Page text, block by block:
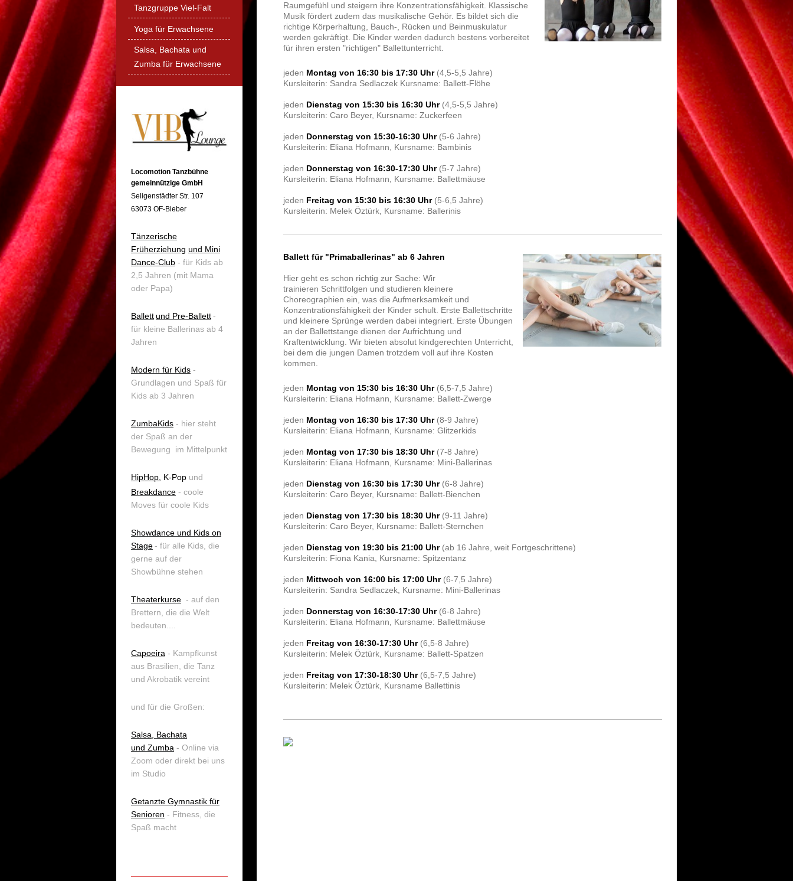
Raumgefühl und steigern ihre Konzentrationsfähigkeit. Klassische
Musik fördert zudem das musikalische Gehör. Es bildet sich die
richtige Körperhaltung, Bauch-, Rücken und Beinmuskulatur
werden gekräftigt. Die Kinder werden dadurch bestens vorbereitet
für ihren ersten "richtigen" Ballettunterricht.
jeden Montag von 16:30 bis 17:30 Uhr(4,5-5,5 Jahre)
Kursleiterin: Sandra Sedlaczek Kursname: Ballett-Flöhe
jeden Dienstag von 15:30 bis 16:30 Uhr(4,5-5,5 Jahre)
Kursleiterin: Caro Beyer, Kursname: Zuckerfeen
jeden Donnerstag von 15:30-16:30 Uhr(5-6 Jahre)
Kursleiterin: Eliana Hofmann, Kursname: Bambinis
jeden Donnerstag von 16:30-17:30 Uhr(5-7 Jahre)
Kursleiterin: Eliana Hofmann, Kursname: Ballettmäuse
jeden Freitag von 15:30 bis 16:30 Uhr(5-6,5 Jahre)
Kursleiterin: Melek Öztürk, Kursname: Ballerinis
Ballett für "Primaballerinas" ab 6 Jahren
Hier geht es schon richtig zur Sache: Wir
trainieren Schrittfolgen und studieren kleinere
Choreographien ein, was die Aufmerksamkeit und
Konzentrationsfähigkeit der Kinder schult. Erste Ballettschritte
und kleinere Sprünge werden dabei integriert. Erste Übungen
an der Ballettstange dienen der Aufrichtung und
Kraftentwicklung. Wir bieten absolut kindgerechten Unterricht,
bei dem die jungen Damen trotzdem voll auf ihre Kosten
kommen.
jeden Montag von 15:30 bis 16:30 Uhr(6,5-7,5 Jahre)
Kursleiterin: Eliana Hofmann, Kursname: Ballett-Zwerge
jeden Montag von 16:30 bis 17:30 Uhr(8-9 Jahre)
Kursleiterin: Eliana Hofmann, Kursname: Glitzerkids
jeden Montag von 17:30 bis 18:30 Uhr (7-8 Jahre)
Kursleiterin: Eliana Hofmann, Kursname: Mini-Ballerinas
jeden Dienstag von 16:30 bis 17:30 Uhr(6-8 Jahre)
Kursleiterin: Caro Beyer, Kursname: Ballett-Bienchen
jeden Dienstag von 17:30 bis 18:30 Uhr(9-11 Jahre)
Kursleiterin: Caro Beyer, Kursname: Ballett-Sternchen
jeden Dienstag von 19:30 bis 21:00 Uhr(ab 16 Jahre, weit Fortgeschrittene)
Kursleiterin: Fiona Kania, Kursname: Spitzentanz
jeden Mittwoch von 16:00 bis 17:00 Uhr(6-7,5 Jahre)
Kursleiterin: Sandra Sedlaczek, Kursname: Mini-Ballerinas
jeden Donnerstag von 16:30-17:30 Uhr(6-8 Jahre)
Kursleiterin: Eliana Hofmann, Kursname: Ballettmäuse
jeden Freitag von 16:30-17:30 Uhr(6,5-8 Jahre)
Kursleiterin: Melek Öztürk, Kursname: Ballett-Spatzen
jeden Freitag von 17:30-18:30 Uhr(6,5-7,5 Jahre)
Kursleiterin: Melek Öztürk, Kursname Ballettinis
Tanzgruppe Viel-Falt
Yoga für Erwachsene
Salsa, Bachata und
Zumba für Erwachsene
Locomotion Tanzbühne
gemeinnützige GmbH
Seligenstädter Str. 107
63073 OF-Bieber
Tänzerische
Früherziehung und Mini
Dance-Club - für Kids ab
2,5 Jahren (mit Mama
oder Papa)
Ballettund Pre-Ballett-
für kleine Ballerinas ab 4
Jahren
Modern für Kids -
Grundlagen und Spaß für
Kids ab 3 Jahren
ZumbaKids - hier steht
der Spaß an der
Bewegung im Mittelpunkt
HipHop , K-Pop und
Breakdance - coole
Moves für coole Kids
Showdance und Kids on
Stage- für alle Kids, die
gerne auf der
Showbühne stehen
Theaterkurse - auf den
Brettern, die die Welt
bedeuten....
Capoeira - Kampfkunst
aus Brasilien, die Tanz
und Akrobatik vereint
und für die Großen:
Salsa, Bachata
und Zumba - Online via
Zoom oder direkt bei uns
im Studio
Getanzte Gymnastik für
Senioren - Fitness, die
Spaß macht